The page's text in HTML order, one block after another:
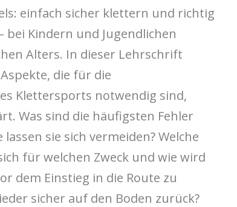
einfach sicher klettern und richtig
Kindern und Jugendlichen
Alters. In dieser Lehrschrift
die für die
Klettersports notwendig sind,
Was sind die häufigsten Fehler
sie sich vermeiden? Welche
für welchen Zweck und wie wird
dem Einstieg in die Route zu
sicher auf den Boden zurück?